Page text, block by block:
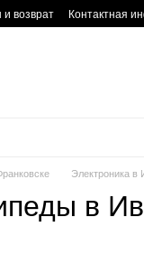
возврат Контактная
Электроника в
в